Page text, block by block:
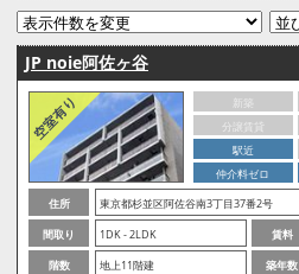
JP noie阿佐ヶ谷
新築
分譲賃貸
駅近
仲介料ゼロ
住所
東京都杉並区阿佐谷南3丁目37番2号
間取り
1DK - 2LDK 賃料
階数
地上11階建 築年数